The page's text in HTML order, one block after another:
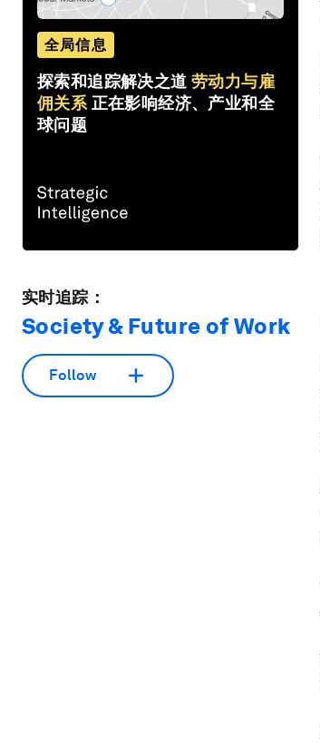
全局信息
探索和追踪解决之道 劳动力与雇
佣关系 正在影响经济、产业和全
球问题
实时追踪：
Society & Future of Work
Follow